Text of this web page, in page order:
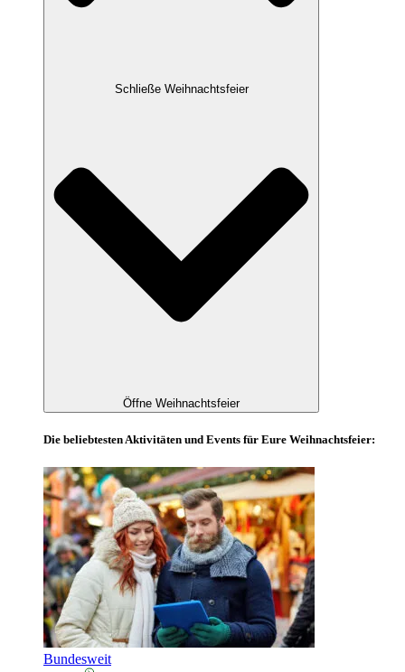
Schließe Weihnachtsfeier
Öffne Weihnachtsfeier
Die beliebtesten Aktivitäten und Events für Eure Weihnachtsfeier:
Bundesweit